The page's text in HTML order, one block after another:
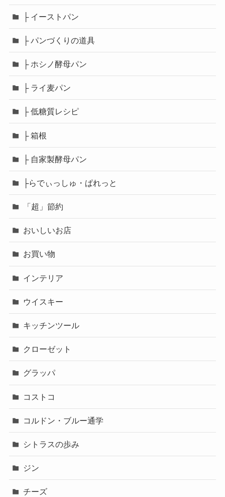
├ イーストパン
├ パンづくりの道具
├ ホシノ酵母パン
├ ライ麦パン
├ 低糖質レシピ
├ 箱根
├ 自家製酵母パン
├らでぃっしゅ・ぱれっと
「超」節約
おいしいお店
お買い物
インテリア
ウイスキー
キッチンツール
クローゼット
グラッパ
コストコ
コルドン・ブルー通学
シトラスの歩み
ジン
チーズ